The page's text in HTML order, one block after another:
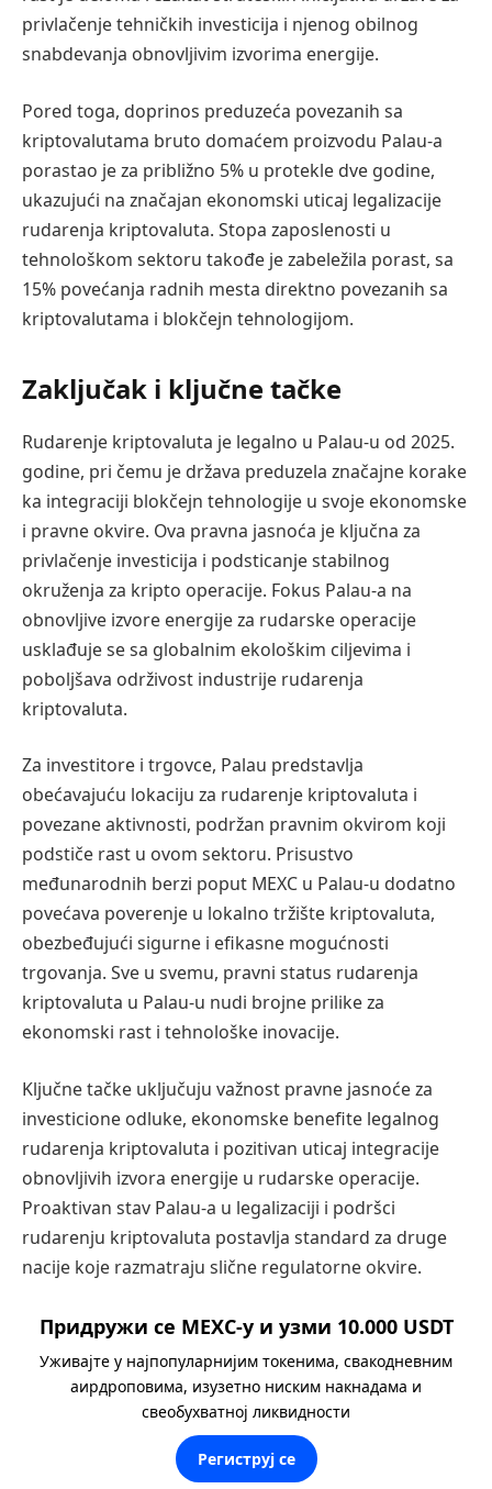
privlačenje tehničkih investicija i njenog obilnog
snabdevanja obnovljivim izvorima energije.
Pored toga, doprinos preduzeća povezanih sa
kriptovalutama bruto domaćem proizvodu Palau-a
porastao je za približno 5% u protekle dve godine,
ukazujući na značajan ekonomski uticaj legalizacije
rudarenja kriptovaluta. Stopa zaposlenosti u
tehnološkom sektoru takođe je zabeležila porast, sa
15% povećanja radnih mesta direktno povezanih sa
kriptovalutama i blokčejn tehnologijom.
Zaključak i ključne tačke
Rudarenje kriptovaluta je legalno u Palau-u od 2025.
godine, pri čemu je država preduzela značajne korake
ka integraciji blokčejn tehnologije u svoje ekonomske
i pravne okvire. Ova pravna jasnoća je ključna za
privlačenje investicija i podsticanje stabilnog
okruženja za kripto operacije. Fokus Palau-a na
obnovljive izvore energije za rudarske operacije
usklađuje se sa globalnim ekološkim ciljevima i
poboljšava održivost industrije rudarenja
kriptovaluta.
Za investitore i trgovce, Palau predstavlja
obećavajuću lokaciju za rudarenje kriptovaluta i
povezane aktivnosti, podržan pravnim okvirom koji
podstiče rast u ovom sektoru. Prisustvo
međunarodnih berzi poput MEXC u Palau-u dodatno
povećava poverenje u lokalno tržište kriptovaluta,
obezbeđujući sigurne i efikasne mogućnosti
trgovanja. Sve u svemu, pravni status rudarenja
kriptovaluta u Palau-u nudi brojne prilike za
ekonomski rast i tehnološke inovacije.
Ključne tačke uključuju važnost pravne jasnoće za
investicione odluke, ekonomske benefite legalnog
rudarenja kriptovaluta i pozitivan uticaj integracije
obnovljivih izvora energije u rudarske operacije.
Proaktivan stav Palau-a u legalizaciji i podršci
rudarenju kriptovaluta postavlja standard za druge
nacije koje razmatraju slične regulatorne okvire.
Придружи се MEXC-у и узми 10.000 USDT
Уживајте у најпопуларнијим токенима, свакодневним
аирдроповима, изузетно ниским накнадама и
свеобухватној ликвидности
Региструј се